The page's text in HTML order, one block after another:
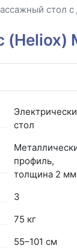
стол с
(Heliox)
стол
профиль,
толщина 2 мм
3
75 кг
55–101 см